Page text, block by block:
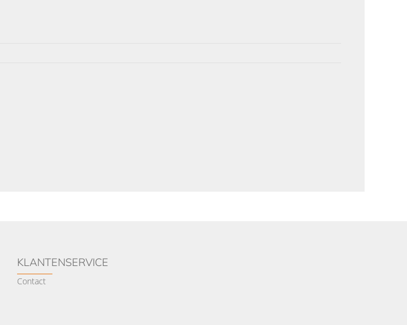
KLANTENSERVICE
Contact